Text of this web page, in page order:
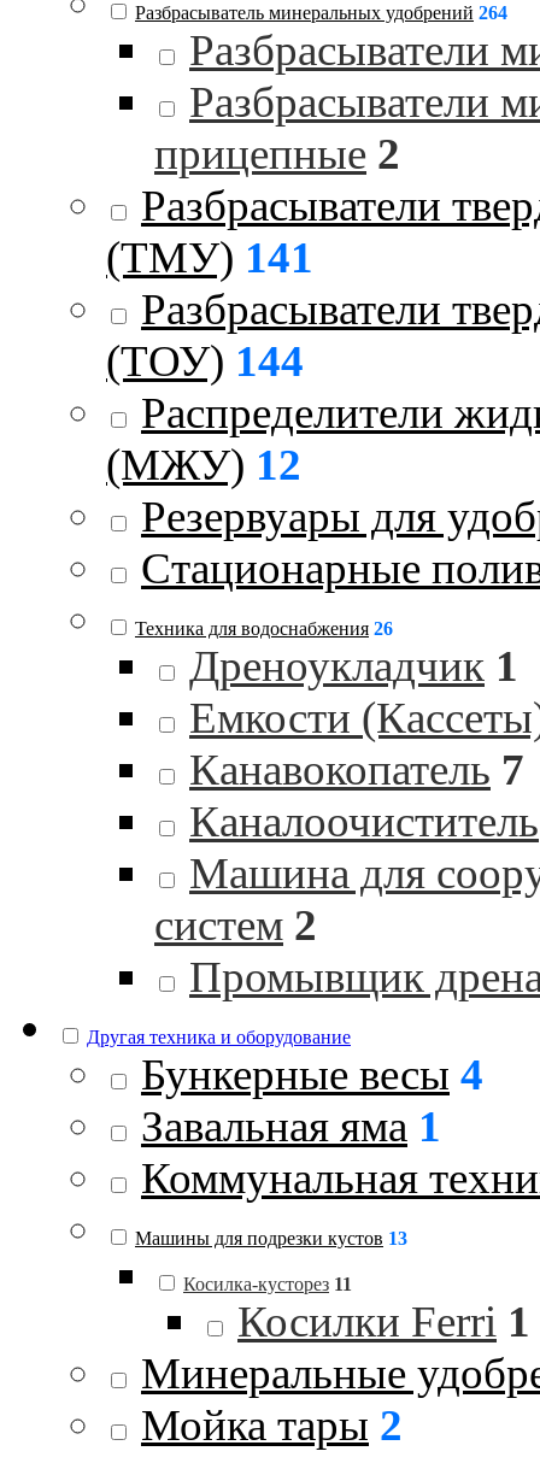
Разбрасыватель минеральных удобрений 264
Разбрасыватели
Разбрасыватели
прицепные 2
Разбрасыватели
(ТМУ) 141
Разбрасыватели
(ТОУ) 144
Распределители
(МЖУ) 12
Резервуары для
Стационарные
Техника для водоснабжения 26
Дреноукладчик 1
Емкости
Канавокопатель 7
Каналоочиститель
Машина для
систем 2
Промывщик
Другая техника и оборудование
Бункерные весы 4
Завальная яма 1
Коммунальная
Машины для подрезки кустов 13
Косилка-кусторез 11
Косилки Ferri 1
Минеральные
Мойка тары 2